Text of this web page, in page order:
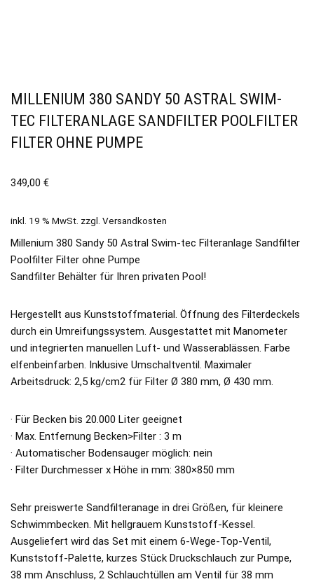
MILLENIUM 380 SANDY 50 ASTRAL SWIM-
TEC FILTERANLAGE SANDFILTER POOLFILTER
FILTER OHNE PUMPE
349,00 €
inkl. 19 % MwSt. zzgl. Versandkosten
Millenium 380 Sandy 50 Astral Swim-tec Filteranlage Sandfilter
Poolfilter Filter ohne Pumpe
Sandfilter Behälter für Ihren privaten Pool!
Hergestellt aus Kunststoffmaterial. Öffnung des Filterdeckels
durch ein Umreifungssystem. Ausgestattet mit Manometer
und integrierten manuellen Luft- und Wasserablässen. Farbe
elfenbeinfarben. Inklusive Umschaltventil. Maximaler
Arbeitsdruck: 2,5 kg/cm2 für Filter Ø 380 mm, Ø 430 mm.
· Für Becken bis 20.000 Liter geeignet
· Max. Entfernung Becken>Filter : 3 m
· Automatischer Bodensauger möglich: nein
· Filter Durchmesser x Höhe in mm: 380×850 mm
Sehr preiswerte Sandfilteranage in drei Größen, für kleinere
Schwimmbecken. Mit hellgrauem Kunststoff-Kessel.
Ausgeliefert wird das Set mit einem 6-Wege-Top-Ventil,
Kunststoff-Palette, kurzes Stück Druckschlauch zur Pumpe,
38 mm Anschluss, 2 Schlauchtüllen am Ventil für 38 mm